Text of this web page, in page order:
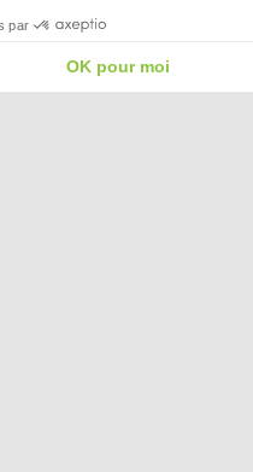
une
?
par
OK pour moi